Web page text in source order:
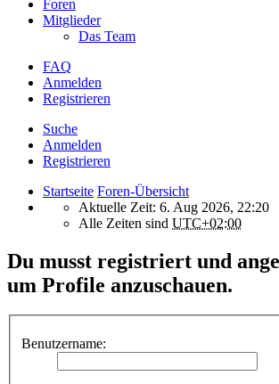
Foren
Mitglieder
Das Team
FAQ
Anmelden
Registrieren
Suche
Anmelden
Registrieren
Startseite Foren-Übersicht
Aktuelle Zeit: 6. Aug 2026, 22:20
Alle Zeiten sind UTC+02:00
Du musst registriert und
um Profile anzuschauen.
Benutzername: